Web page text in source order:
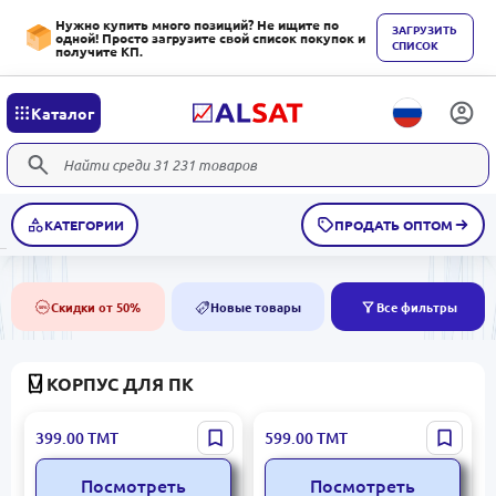
Нужно купить много позиций? Не ищите по
одной! Просто загрузите свой список покупок и
получите КП.
ЗАГРУЗИТЬ
СПИСОК
Каталог
КАТЕГОРИИ ПРОДАТЬ ОПТОМ
50% Скидки от 50% NEW Новые товары Все фильтры
КОРПУС ДЛЯ ПК
LT SAP156 | Корпус для ПК
Черный 2xUSB2.0
1xUSB3.0
399.00ТМТ
Посмотреть
SAMA GZS-B SAP148 |
Корпус для ПК черный
сталь ATX/Micro-ATX
599.00ТМТ
Посмотреть